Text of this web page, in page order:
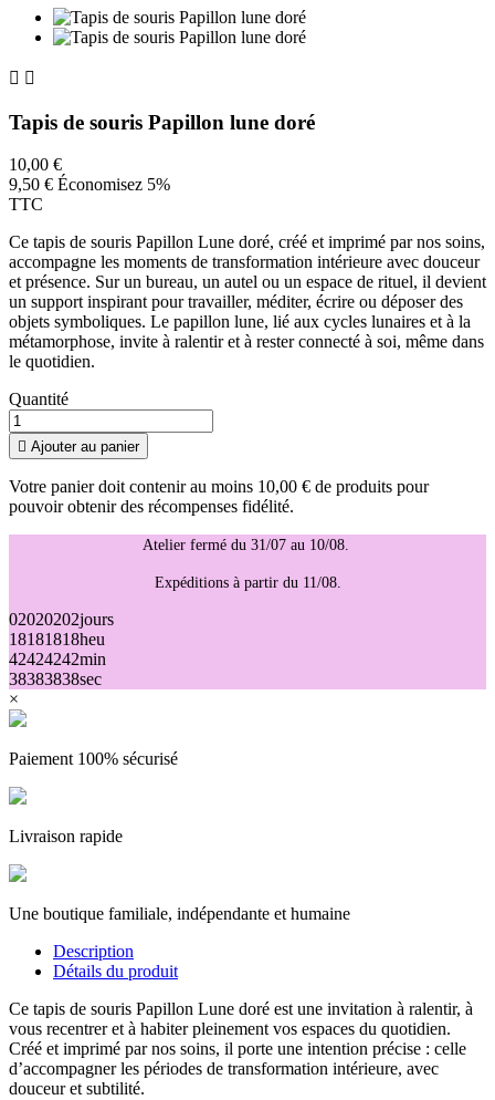
 
Tapis de souris Papillon lune doré
10,00 €
9,50 € Économisez 5%
TTC
Ce tapis de souris Papillon Lune doré, créé et imprimé par nos soins,
accompagne les moments de transformation intérieure avec douceur
et présence. Sur un bureau, un autel ou un espace de rituel, il devient
un support inspirant pour travailler, méditer, écrire ou déposer des
objets symboliques. Le papillon lune, lié aux cycles lunaires et à la
métamorphose, invite à ralentir et à rester connecté à soi, même dans
le quotidien.
Quantité
 Ajouter au panier
Votre panier doit contenir au moins 10,00 € de produits pour
pouvoir obtenir des récompenses fidélité.
Atelier fermé du 31/07 au 10/08.
Expéditions à partir du 11/08.
02020202jours
18181818heu
42424242min
38383838sec
×
Paiement 100% sécurisé
Livraison rapide
Une boutique familiale, indépendante et humaine
Description
Détails du produit
Ce tapis de souris Papillon Lune doré est une invitation à ralentir, à
vous recentrer et à habiter pleinement vos espaces du quotidien.
Créé et imprimé par nos soins, il porte une intention précise : celle
d’accompagner les périodes de transformation intérieure, avec
douceur et subtilité.